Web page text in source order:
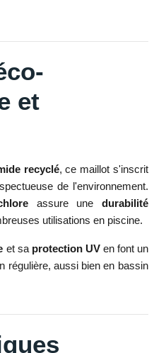
et
recyclé, ce maillot s'inscrit
de l'environnement.
assure une durabilité
utilisations en piscine.
et sa protection UVen font un
régulière, aussi bien en bassin